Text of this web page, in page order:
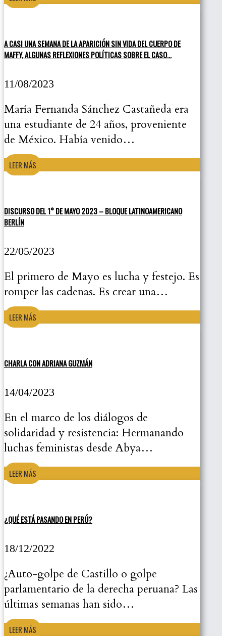
A CASI UNA SEMANA DE LA APARICIÓN SIN VIDA DEL CUERPO DE
MAFFY, ALGUNAS REFLEXIONES POLÍTICAS SOBRE EL CASO…
11/08/2023
María Fernanda Sánchez Castañeda era
una estudiante de 24 años, proveniente
de México. Había venido…
LEER MÁS
DISCURSO DEL 1° DE MAYO 2023 – BLOQUE LATINOAMERICANO
BERLÍN
22/05/2023
El primero de Mayo es lucha y festejo. Es
romper las cadenas. Es crear una…
LEER MÁS
CHARLA CON ADRIANA GUZMÁN
14/04/2023
En el marco de los diálogos de
solidaridad y resistencia: Hermanando
luchas feministas desde Abya…
LEER MÁS
¿QUÉ ESTÁ PASANDO EN PERÚ?
18/12/2022
¿Auto-golpe de Castillo o golpe
parlamentario de la derecha peruana? Las
últimas semanas han sido…
LEER MÁS